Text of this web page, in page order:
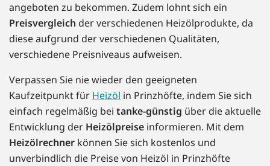
angeboten zu bekommen. Zudem lohnt sich ein
Preisvergleich der verschiedenen Heizölprodukte, da
diese aufgrund der verschiedenen Qualitäten,
verschiedene Preisniveaus aufweisen.
Verpassen Sie nie wieder den geeigneten
Kaufzeitpunkt für Heizöl in Prinzhöfte, indem Sie sich
einfach regelmäßig bei tanke-günstig über die aktuelle
Entwicklung der Heizölpreise informieren. Mit dem
Heizölrechner können Sie sich kostenlos und
unverbindlich die Preise von Heizöl in Prinzhöfte